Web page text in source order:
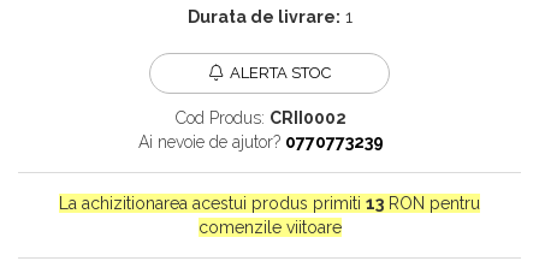
Bijuterii piatra lunii
Bijuterii piatra soarelui
Durata de livrare: 1
ALERTA STOC
Cod Produs: CRII0002
Ai nevoie de ajutor? 0770773239
La achizitionarea acestui produs primiti 13 RON pentru
comenzile viitoare